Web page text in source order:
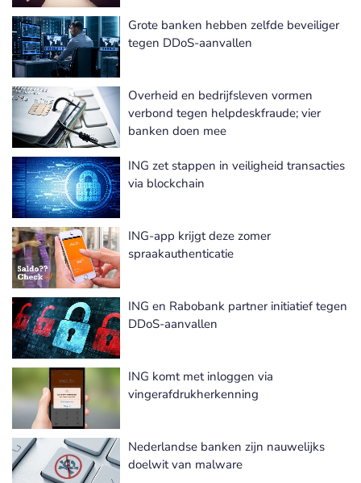
Grote banken hebben zelfde beveiliger
tegen DDoS-aanvallen
Overheid en bedrijfsleven vormen
verbond tegen helpdeskfraude; vier
banken doen mee
ING zet stappen in veiligheid transacties
via blockchain
ING-app krijgt deze zomer
spraakauthenticatie
ING en Rabobank partner initiatief tegen
DDoS-aanvallen
ING komt met inloggen via
vingerafdrukherkenning
Nederlandse banken zijn nauwelijks
doelwit van malware